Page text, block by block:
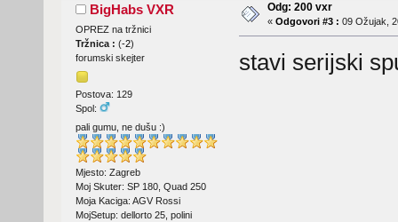
BigHabs VXR
OPREZ na tržnici
Tržnica : (-2)
forumski skejter
Postova: 129
Spol:
pali gumu, ne dušu :)
Mjesto: Zagreb
Moj Skuter: SP 180, Quad 250
Moja Kaciga: AGV Rossi
MojSetup: dellorto 25, polini
Odg: 200 vxr
« Odgovori #3 : 09 Ožujak,
stavi serijski